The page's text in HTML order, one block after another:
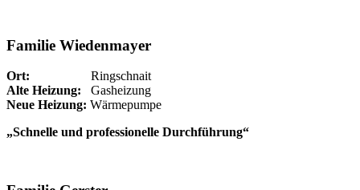
Familie Wiedenmayer
Ort: Ringschnait
Alte Heizung: Gasheizung
Neue Heizung: Wärmepumpe
„Schnelle und professionelle Durchführung“